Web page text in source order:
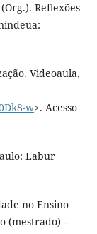
Reflexões
Videoaula,
w>. Acesso
Labur
no Ensino
(mestrado) -